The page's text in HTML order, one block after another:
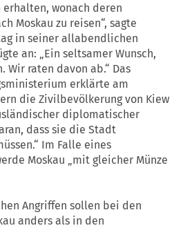
wonach deren
Moskau zu reisen“, sagte
in seiner allabendlichen
an: „Ein seltsamer Wunsch,
Wir raten davon ab.“ Das
erklärte am
die Zivilbevölkerung von Kiew
diplomatischer
dass sie die Stadt
Im Falle eines
Moskau „mit gleicher Münze
Angriffen sollen bei den
anders als in den